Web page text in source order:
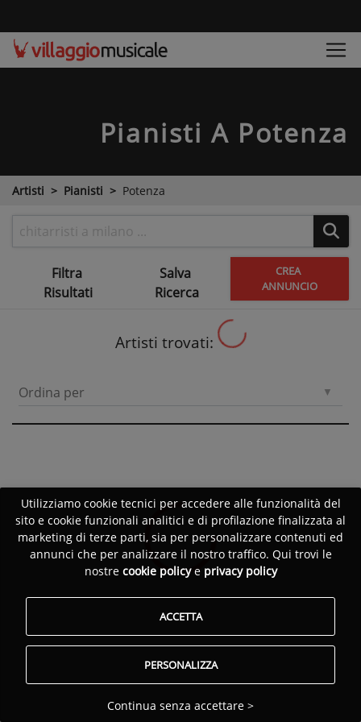
Pianisti A Potenza
Artisti Pianisti Potenza
Filtra
Risultati
Salva
Ricerca
CREA
ANNUNCIO
Artisti trovati:
Ordina per
Utilizziamo cookie tecnici per accedere alle funzionalità del
sito e cookie funzionali analitici e di profilazione finalizzata al
marketing di terze parti, sia per personalizzare contenuti ed
annunci che per analizzare il nostro traffico. Qui trovi le
nostre cookie policye privacy policy
ACCETTA
PERSONALIZZA
Continua senza accettare >